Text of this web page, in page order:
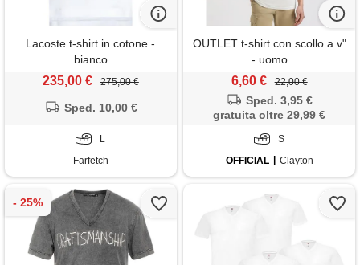
Lacoste t-shirt in cotone -
bianco
235,00 € 275,00 €
Sped. 10,00 €
L
Farfetch
OUTLET t-shirt con scollo a v"
- uomo
6,60 € 22,00 €
Sped. 3,95 €
gratuita oltre 29,99 €
S
OFFICIAL
Clayton